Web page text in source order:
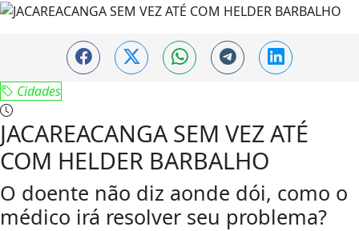
Cidades
JACAREACANGA SEM VEZ ATÉ
COM HELDER BARBALHO
O doente não diz aonde dói, como o
médico irá resolver seu problema?